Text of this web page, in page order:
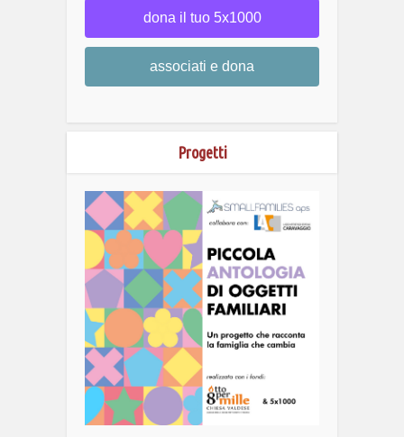
dona il tuo 5x1000
associati e dona
Progetti